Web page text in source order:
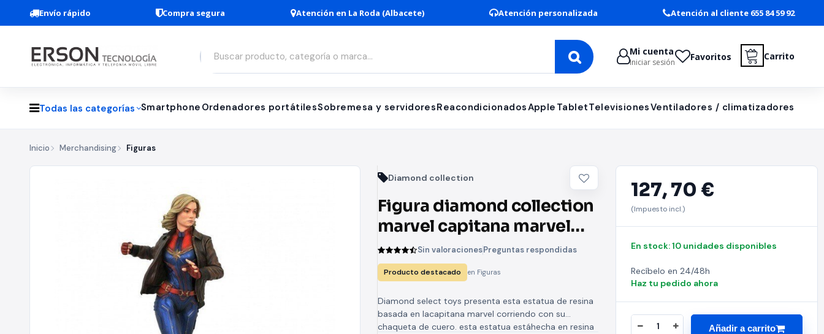
Envío rápido Compra segura Atención en La Roda (Albacete) Atención personalizada Atención al cliente 655 84 59 92
Mi cuenta
Iniciar sesión Favoritos Carrito
Todas las categorías Smartphone Ordenadores portátilesSobremesa y servidoresReacondicionadosApple TabletTelevisionesVentiladores / climatizadores
Inicio Merchandising Figuras
Diamond collection
Figura diamond collection
marvel capitana marvel
estatua resina 28 cm
movie premier collection
Sin valoracionesPreguntas respondidas
Producto destacado en Figuras
Diamond select toys presenta esta estatua de resina
basada en lacapitana marvel corriendo con su
chaqueta de cuero. esta estatua estáhecha en resina
127,70 €
(Impuesto incl.)
En stock: 10 unidades disponibles
Recíbelo en 24/48h
Haz tu pedido ahora
Añadir a carrito